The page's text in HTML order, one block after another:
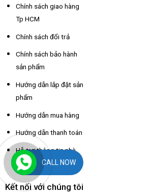
Chính sách giao hàng
Tp HCM
Chính sách đổi trả
Chính sách bảo hành
sản phẩm
Hướng dẫn lắp đặt sản
phẩm
Hướng dẫn mua hàng
Hướng dẫn thanh toán
Hỗ trợ thông tin nhà
xe các tỉnh
Kết nối với chúng tôi
CALL NOW